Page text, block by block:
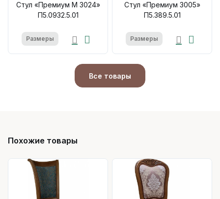
Стул «Премиум М 3024»
П5.0932.5.01
Размеры
Стул «Премиум 3005»
П5.389.5.01
Размеры
Все товары
Похожие товары